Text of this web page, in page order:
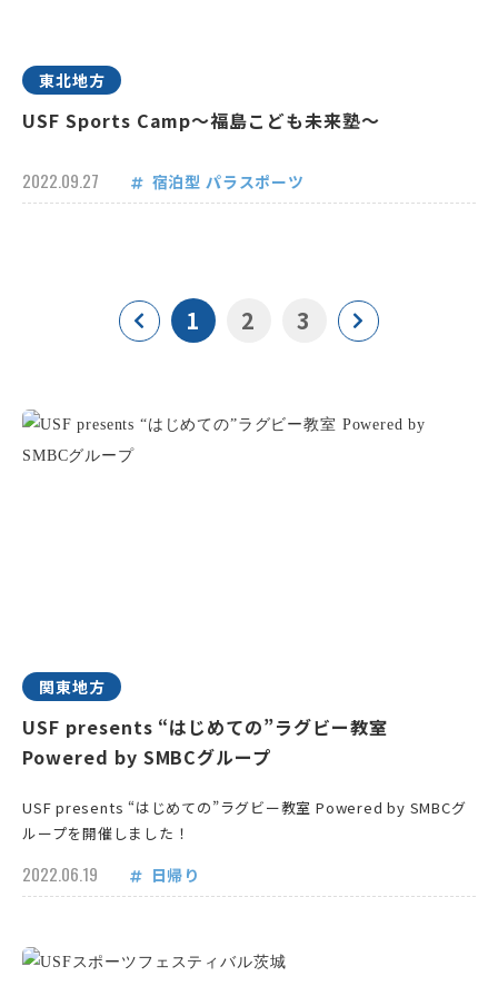
東北地方
USF Sports Camp～福島こども未来塾～
2022.09.27 宿泊型 パラスポーツ
1 2 3
関東地方
USF presents “はじめての”ラグビー教室
Powered by SMBCグループ
USF presents “はじめての”ラグビー教室 Powered by SMBCグ
ループを開催しました！
2022.06.19 日帰り